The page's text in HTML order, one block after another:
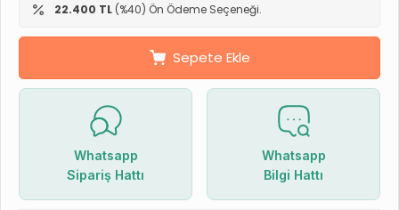
22.400 TL (%40) Ön Ödeme Seçeneği.
Sepete Ekle
Whatsapp
Sipariş Hattı
Whatsapp
Bilgi Hattı